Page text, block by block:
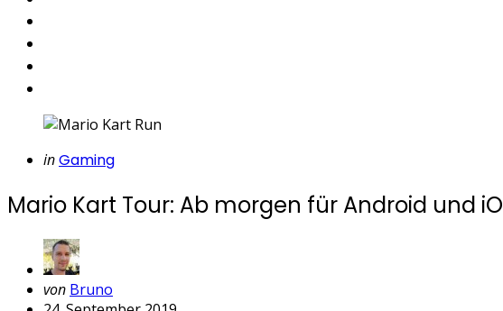
Categories
Posted
inGaming
Mario Kart Tour: Ab morgen für Android und
Geschrieben
von Bruno